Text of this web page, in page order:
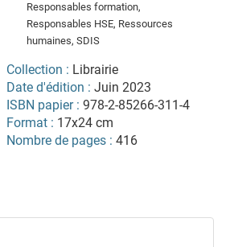
Responsables formation,
Responsables HSE, Ressources
humaines, SDIS
Collection : Librairie
Date d'édition : Juin 2023
ISBN papier : 978-2-85266-311-4
Format : 17x24 cm
Nombre de pages : 416